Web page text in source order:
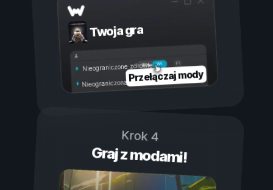
Twoja gra
Wł.
Wył.
Nieograniczone zdrowie
Nieograniczona wytrzymałość
Przełączaj mody
Krok 4
Graj z modami!